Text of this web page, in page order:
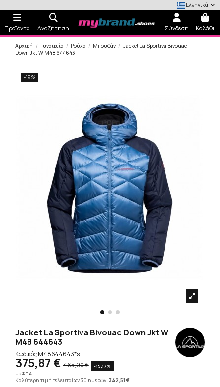
Ελληνικά
Προϊόντα Αναζήτηση Σύνδεση Καλάθι
Αρχική Γυναικεία Ρούχα Μπουφάν
Jacket La Sportiva Bivouac
Down Jkt W M48 644643
-19%
Jacket La Sportiva Bivouac Down Jkt W
M48 644643
ΚωδικόςM48644643*s
375,87 € 465,00 €
-19,17%
με ΦΠΑ
Καλύτερη τιμή τελευταίων 30 ημερών: 342,51 €